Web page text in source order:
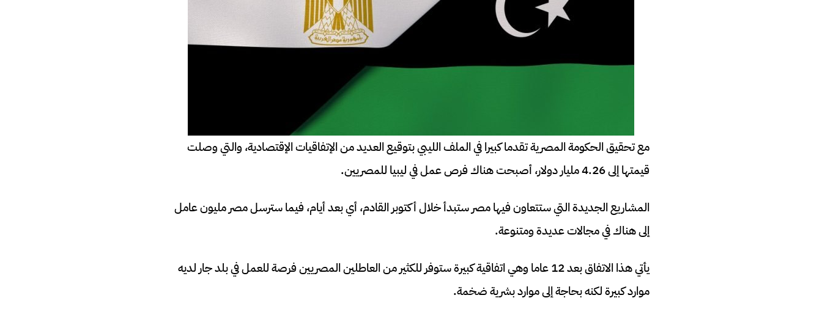
مع تحقيق الحكومة المصرية تقدما كبيرا في الملف الليبي بتوقيع العديد من الإتفاقيات الإقتصادية، والتي وصلت
قيمتها إلى 4.26 مليار دولار، أصبحت هناك فرص عمل في ليبيا للمصريين.
المشاريع الجديدة التي ستتعاون فيها مصر ستبدأ خلال أكتوبر القادم، أي بعد أيام، فيما سترسل مصر مليون عامل
إلى هناك في مجالات عديدة ومتنوعة.
يأتي هذا الاتفاق بعد 12 عاما وهي اتفاقية كبيرة ستوفر للكثير من العاطلين المصريين فرصة للعمل في بلد جار لديه
موارد كبيرة لكنه بحاجة إلى موارد بشرية ضخمة.